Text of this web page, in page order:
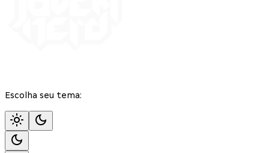
Escolha seu tema: